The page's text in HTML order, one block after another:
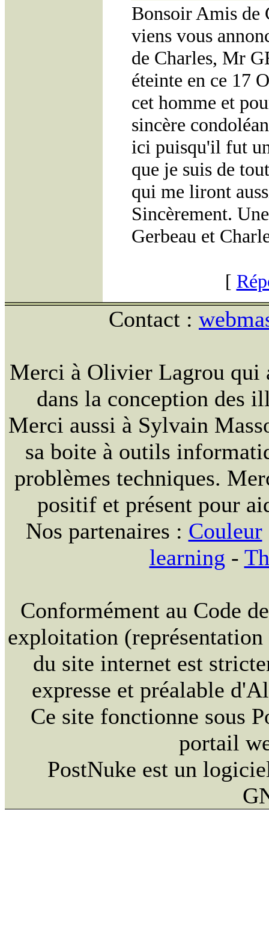
Bonsoir Amis de
viens vous
de Charles, Mr
éteinte en ce 17
cet homme et
sincère
ici puisqu'il fut
que je suis de
qui me liront
Sincèrement.
Gerbeau et
[
Contact :
Merci à Olivier Lagrou qui
dans la conception des
Merci aussi à Sylvain
sa boite à outils
problèmes techniques.
positif et présent pour
Nos partenaires : Couleur
learning -
Conformément au Code
exploitation
du site internet est
expresse et préalable
Ce site fonctionne sous
portail
PostNuke est un